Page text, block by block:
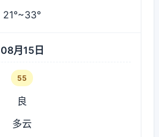
21°~33°
08月15日
55
良
多云